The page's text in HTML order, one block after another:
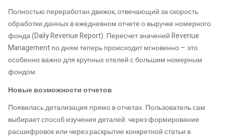
Полностью переработан движок, отвечающий за скорость
обработки данных в ежедневном отчете о выручке номерного
фонда (Daily Revenue Report). Пересчет значений Revenue
Management по дням теперь происходит мгновенно – это
особенно важно для крупных отелей с большим номерным
фондом.
Новые возможности отчетов
Появилась детализация прямо в отчетах. Пользователь сам
выбирает способ изучения деталей: через формирование
расшифровок или через раскрытие конкретной статьи в